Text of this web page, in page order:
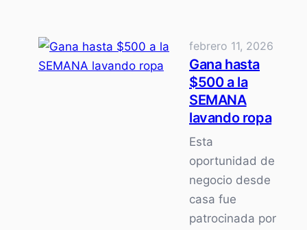
febrero 11, 2026
Gana hasta
$500 a la
SEMANA
lavando ropa
Esta
oportunidad de
negocio desde
casa fue
patrocinada por